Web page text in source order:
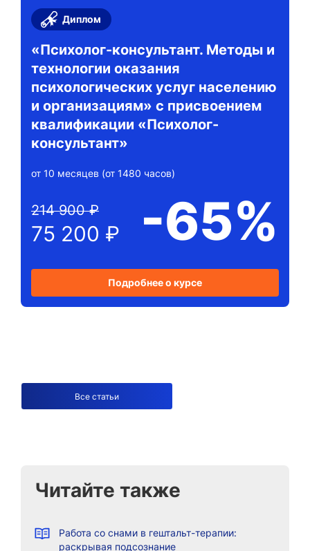
Диплом
«Психолог-консультант. Методы и
технологии оказания
психологических услуг населению
и организациям» с присвоением
квалификации «Психолог-
консультант»
от 10 месяцев (от 1480 часов)
75 200 ₽
214 900 ₽ -65%
Подробнее о курсе
Все статьи
Читайте также
Работа со снами в гештальт-терапии:
раскрывая подсознание